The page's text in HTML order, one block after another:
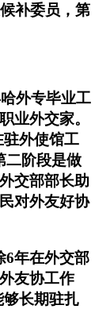
补委员，第
外专毕业工
业外交家。
外使馆工
二阶段是做
交部部长助
对外友好协
6年在外交部
友协工作
长期驻扎